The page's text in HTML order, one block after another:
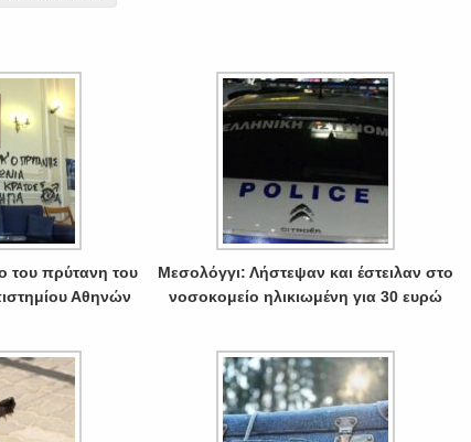
του πρύτανη του
Αθηνών
Μεσολόγγι: Λήστεψαν και έστειλαν στο
νοσοκομείο ηλικιωμένη για 30 ευρώ